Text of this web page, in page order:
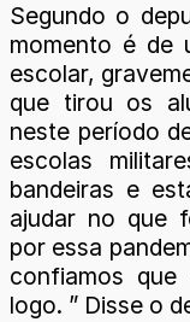
Segundo o
momento é de
escolar,
que tirou os
neste período
escolas
bandeiras e
ajudar no que
por essa
confiamos
logo. ” Disse o